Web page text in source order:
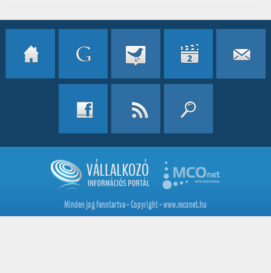
Minden jog fenntartva - Copyright - www.mconet.hu